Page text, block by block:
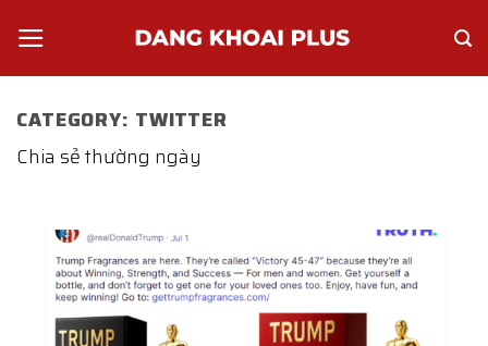
content
CATEGORY: TWITTER
Chia sẻ thường ngày